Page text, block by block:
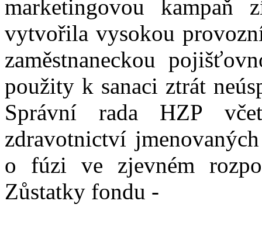
marketingovou kampaň
vytvořila vysokou
zaměstnaneckou
použity k sanaci ztrát
Správní rada HZP
zdravotnictví
o fúzi ve zjevném
Zůstatky fondu -